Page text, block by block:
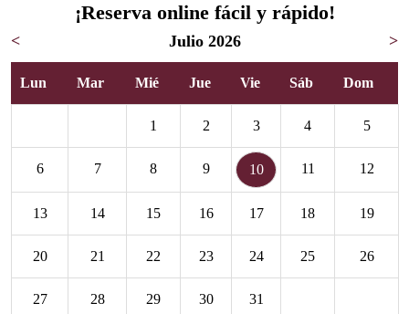
¡Reserva online fácil y rápido!
< Julio 2026 >
Lun Mar Mié Jue Vie Sáb Dom
1 2 3 4 5
6 7 8 9 10 11 12
13 14 15 16 17 18 19
20 21 22 23 24 25 26
27 28 29 30 31